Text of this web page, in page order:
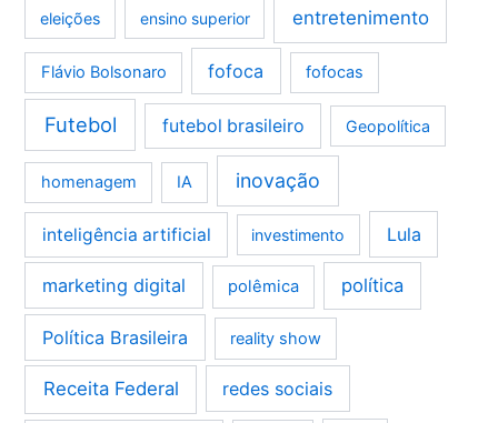
eleições ensino superior entretenimento
Flávio Bolsonaro fofoca fofocas
Futebol futebol brasileiro Geopolítica
homenagem IA inovação
inteligência artificial investimento Lula
marketing digital polêmica política
Política Brasileira reality show
Receita Federal redes sociais